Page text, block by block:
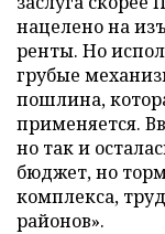
нацелено на
ренты. Но
грубые
пошлина,
применяется.
но так и
бюджет, но
комплекса,
районов».